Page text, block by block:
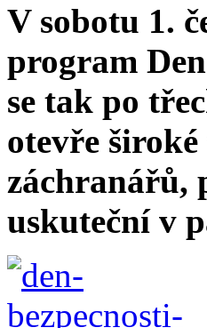
V sobotu 1.
program
se tak po
otevře
záchranářů,
uskuteční v